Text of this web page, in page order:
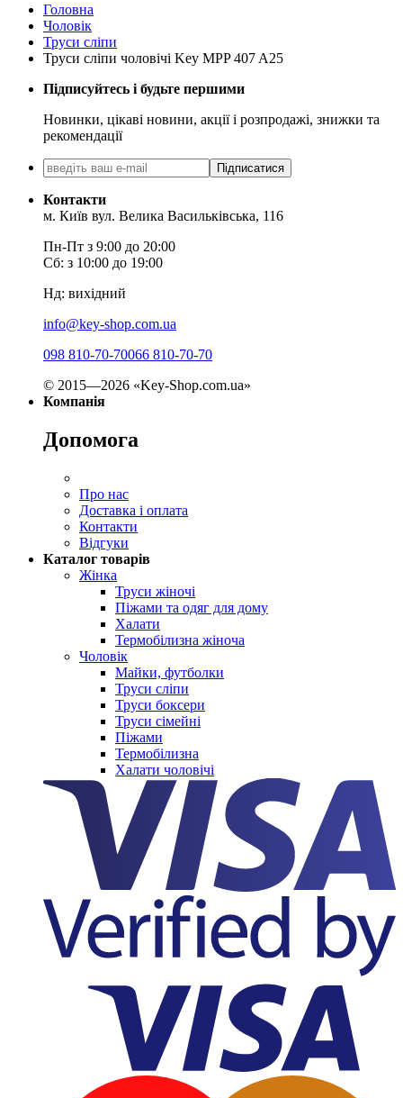
Головна
Чоловік
Труси сліпи
Труси сліпи чоловічі Key MPP 407 A25
Підписуйтесь і будьте першими
Новинки, цікаві новини, акції і розпродажі, знижки та
рекомендації
Підписатися
Контакти
м. Київ вул. Велика Васильківська, 116
Пн-Пт з 9:00 до 20:00
Сб: з 10:00 до 19:00
Нд: вихідний
info@key-shop.com.ua
098 810-70-70066 810-70-70
© 2015—2026 «Key-Shop.com.ua»
Компанія
Допомога
Про нас
Доставка і оплата
Контакти
Відгуки
Каталог товарів
Жінка
Труси жіночі
Піжами та одяг для дому
Халати
Термобілизна жіноча
Чоловік
Майки, футболки
Труси сліпи
Труси боксери
Труси сімейні
Піжами
Термобілизна
Халати чоловічі